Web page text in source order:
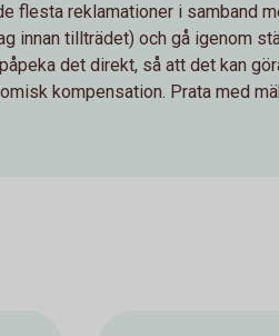
flesta reklamationer i samband
innan tillträdet) och gå igenom
det direkt, så att det kan
kompensation. Prata med